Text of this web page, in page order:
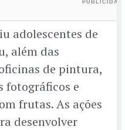
adolescentes de
além das
de pintura,
fotográficos e
frutas. As ações
desenvolver